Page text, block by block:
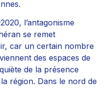
l’antagonisme
se remet
car un certain nombre
des espaces de
de la présence
région. Dans le nord de